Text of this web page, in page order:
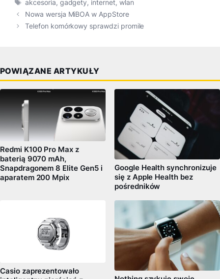
akcesoria, gadgety, internet, wlan
Nowa wersja MiBOA w AppStore
Telefon komórkowy sprawdzi promile
POWIĄZANE ARTYKUŁY
Redmi K100 Pro Max z
baterią 9070 mAh,
Snapdragonem 8 Elite Gen5 i
aparatem 200 Mpix
Google Health synchronizuje
się z Apple Health bez
pośredników
Casio zaprezentowało